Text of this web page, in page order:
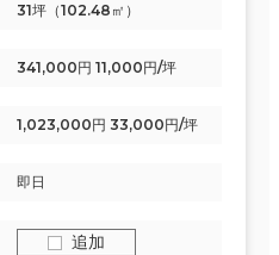
31坪（102.48㎡）
341,000円 11,000円/坪
1,023,000円 33,000円/坪
即日
追加